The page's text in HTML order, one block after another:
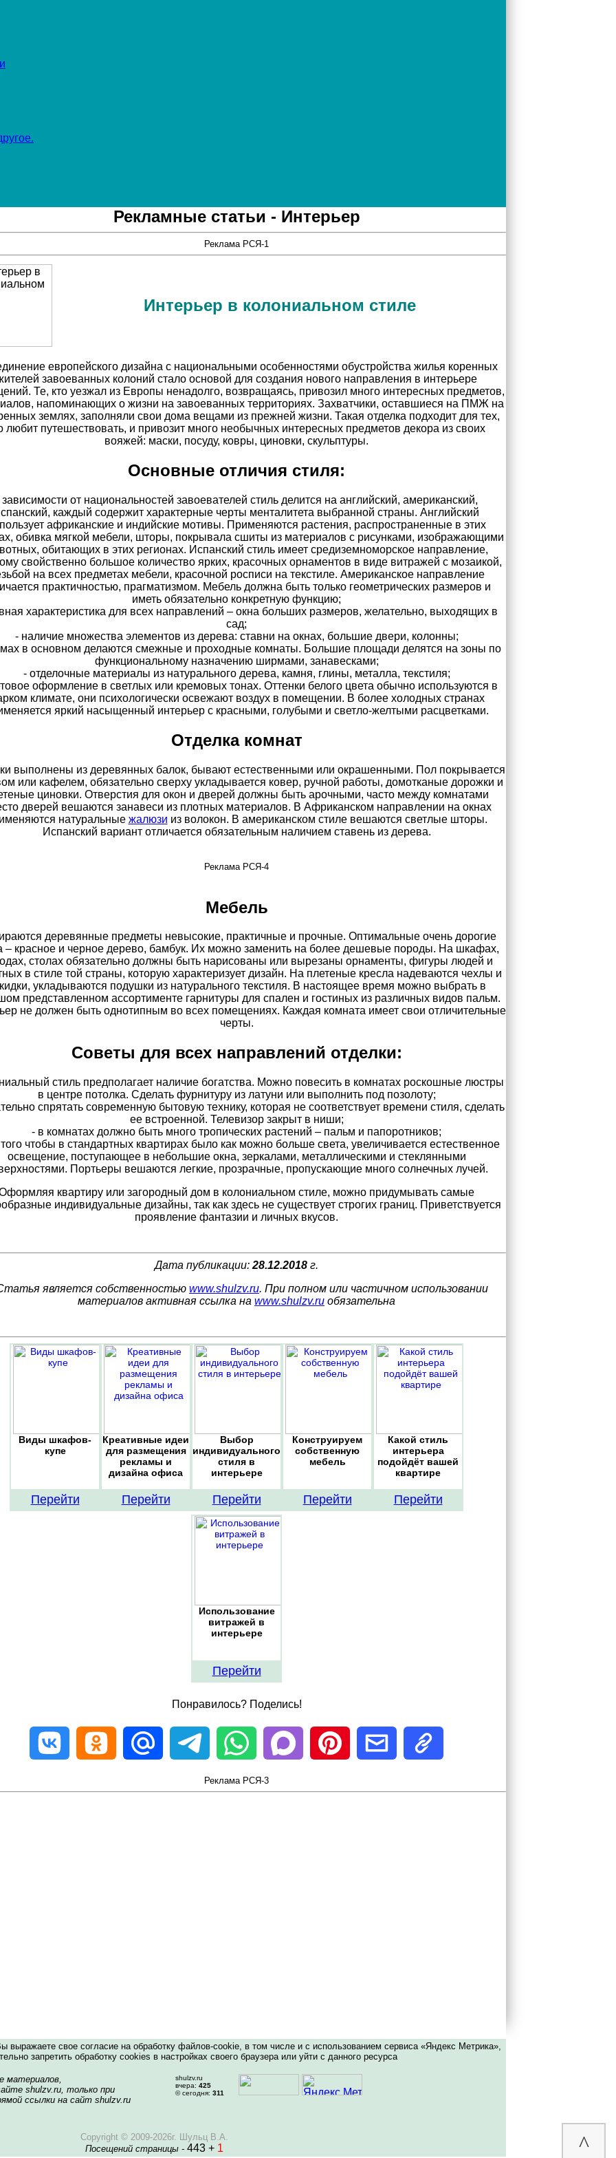
Рекламные статьи - Интерьер
Реклама РСЯ-1
Интерьер в колониальном стиле
европейского дизайна с национальными особенностями обустройства жилья коренных
завоеванных колоний стало основой для создания нового направления в интерьере
Те, кто уезжал из Европы ненадолго, возвращаясь, привозил много интересных предметов,
напоминающих о жизни на завоеванных территориях. Захватчики, оставшиеся на ПМЖ на
землях, заполняли свои дома вещами из прежней жизни. Такая отделка подходит для тех,
любит путешествовать, и привозит много необычных интересных предметов декора из своих
вояжей: маски, посуду, ковры, циновки, скульптуры.
Основные отличия стиля:
зависимости от национальностей завоевателей стиль делится на английский, американский,
каждый содержит характерные черты менталитета выбранной страны. Английский
африканские и индийские мотивы. Применяются растения, распространенные в этих
обивка мягкой мебели, шторы, покрывала сшиты из материалов с рисунками, изображающими
обитающих в этих регионах. Испанский стиль имеет средиземноморское направление,
свойственно большое количество ярких, красочных орнаментов в виде витражей с мозаикой,
на всех предметах мебели, красочной росписи на текстиле. Американское направление
практичностью, прагматизмом. Мебель должна быть только геометрических размеров и
иметь обязательно конкретную функцию;
характеристика для всех направлений – окна больших размеров, желательно, выходящих в
сад;
- наличие множества элементов из дерева: ставни на окнах, большие двери, колонны;
в основном делаются смежные и проходные комнаты. Большие площади делятся на зоны по
функциональному назначению ширмами, занавесками;
- отделочные материалы из натурального дерева, камня, глины, металла, текстиля;
оформление в светлых или кремовых тонах. Оттенки белого цвета обычно используются в
климате, они психологически освежают воздух в помещении. В более холодных странах
яркий насыщенный интерьер с красными, голубыми и светло-желтыми расцветками.
Отделка комнат
выполнены из деревянных балок, бывают естественными или окрашенными. Пол покрывается
или кафелем, обязательно сверху укладывается ковер, ручной работы, домотканые дорожки и
циновки. Отверстия для окон и дверей должны быть арочными, часто между комнатами
дверей вешаются занавеси из плотных материалов. В Африканском направлении на окнах
натуральные жалюзи из волокон. В американском стиле вешаются светлые шторы.
Испанский вариант отличается обязательным наличием ставень из дерева.
Реклама РСЯ-4
Мебель
деревянные предметы невысокие, практичные и прочные. Оптимальные очень дорогие
– красное и черное дерево, бамбук. Их можно заменить на более дешевые породы. На шкафах,
столах обязательно должны быть нарисованы или вырезаны орнаменты, фигуры людей и
в стиле той страны, которую характеризует дизайн. На плетеные кресла надеваются чехлы и
укладываются подушки из натурального текстиля. В настоящее время можно выбрать в
представленном ассортименте гарнитуры для спален и гостиных из различных видов пальм.
не должен быть однотипным во всех помещениях. Каждая комната имеет свои отличительные
черты.
Советы для всех направлений отделки:
стиль предполагает наличие богатства. Можно повесить в комнатах роскошные люстры
в центре потолка. Сделать фурнитуру из латуни или выполнить под позолоту;
спрятать современную бытовую технику, которая не соответствует времени стиля, сделать
ее встроенной. Телевизор закрыт в ниши;
- в комнатах должно быть много тропических растений – пальм и папоротников;
чтобы в стандартных квартирах было как можно больше света, увеличивается естественное
освещение, поступающее в небольшие окна, зеркалами, металлическими и стеклянными
Портьеры вешаются легкие, прозрачные, пропускающие много солнечных лучей.
квартиру или загородный дом в колониальном стиле, можно придумывать самые
индивидуальные дизайны, так как здесь не существует строгих границ. Приветствуется
проявление фантазии и личных вкусов.
Дата публикации: 28.12.2018 г.
является собственностью www.shulzv.ru. При полном или частичном использовании
материалов активная ссылка на www.shulzv.ru обязательна
Виды шкафов-
купе
Перейти
Креативные идеи
для размещения
рекламы и
дизайна офиса
Перейти
Выбор
индивидуального
стиля в
интерьере
Перейти
Конструируем
собственную
мебель
Перейти
Какой стиль
интерьера
подойдёт вашей
квартире
Перейти
Использование
витражей в
интерьере
Перейти
Понравилось? Поделись!
Реклама РСЯ-3
свое согласие на обработку файлов-cookie, в том числе и с использованием сервиса «Яндекс Метрика»,
запретить обработку cookies в настройках своего браузера или уйти с данного ресурса
материалов,
shulzv.ru, только при
ссылки на сайт shulzv.ru
shulzv.ru
вчера: 425
© сегодня: 311
Copyright © 2009-2026г. Шульц В.А.
Посещений страницы - 443 + 1 ^